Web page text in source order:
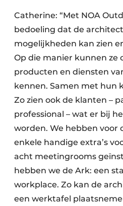
Catherine: “Met NOA
bedoeling dat de
mogelijkheden kan zien
Op die manier kunnen ze
producten en diensten
kennen. Samen met hun
Zo zien ook de klanten –
professional – wat er bij
worden. We hebben voor
enkele handige extra’s
acht meetingrooms
hebben we de Ark: een
workplace. Zo kan de
een werktafel